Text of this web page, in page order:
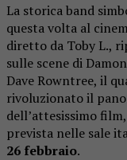
La storica band
questa volta al
diretto da Toby L.,
sulle scene di
Dave Rowntree, il
rivoluzionato il
dell’attesissimo
prevista nelle sale
26 febbraio.